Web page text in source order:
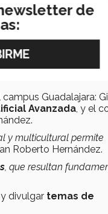
el ecosistema de IA
para estudiantes y
Guadalajara:
Avanzada , y el
y multicultural permite
Roberto Hernández.
, que resultan
divulgar temas de
de